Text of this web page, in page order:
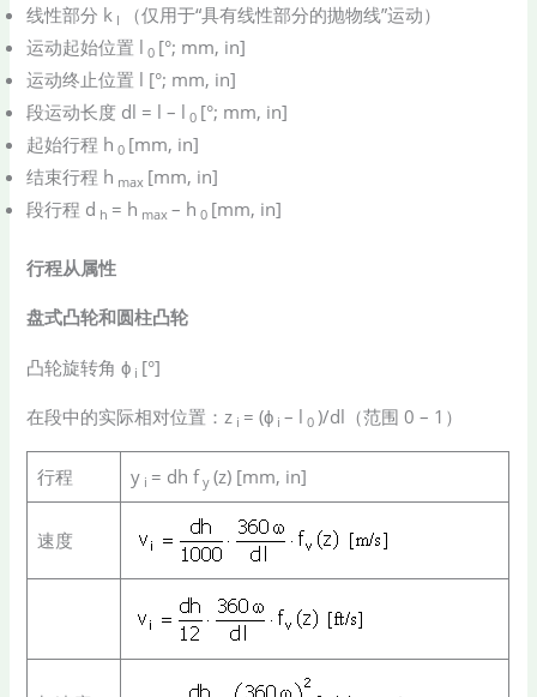
线性部分 k l
（仅用于“具有线性部分的抛物线”运动）
运动起始位置 l 0 [°; mm, in]
运动终止位置 l [°; mm, in]
段运动长度 dl = l – l 0 [°; mm, in]
起始行程 h 0 [mm, in]
结束行程 h max [mm, in]
段行程 d h = h max– h 0 [mm, in]
行程从属性
盘式凸轮和圆柱凸轮
凸轮旋转角 ϕ i [°]
在段中的实际相对位置：z i = (ϕ i– l 0)/dl（范围 0 – 1）
行程 y i = dh f y (z) [mm, in]
速度